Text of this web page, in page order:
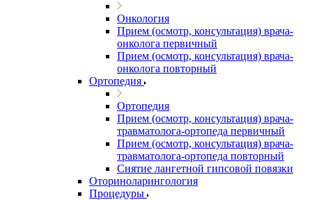
Онкология
Прием (осмотр, консультация) врача-
онколога первичный
Прием (осмотр, консультация) врача-
онколога повторный
Ортопедия
Ортопедия
Прием (осмотр, консультация) врача-
травматолога-ортопеда первичный
Прием (осмотр, консультация) врача-
травматолога-ортопеда повторный
Снятие лангетной гипсовой повязки
Оториноларингология
Процедуры